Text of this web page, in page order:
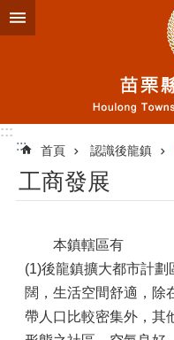
跳到主要內容區塊
:::
:::
首頁 認識後龍鎮
工商發展
本鎮轄區有
(1)後龍鎮擴大都市計
闊，生活空間舒適，除
帶人口比較密集外，其